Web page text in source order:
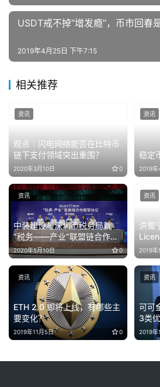
USDT戒不掉“增发瘾”，币市回春
2019年4月25日 下午7:15
相关推荐
观点｜闪电网络能否在比特币
链下支付领域突出重围？
2020年3月10日 0
资讯
稳定
2019年
资讯
中装建设与深圳市税务局就
“税务——产业”联盟链合作签
约
2020年5月10日 0
资讯
洪蜀
2019年
资讯
ETH 2.0 即将上线，有哪些主
要变化？
2019年11月5日 0
资讯
可可
3类
判（
2019年
资讯